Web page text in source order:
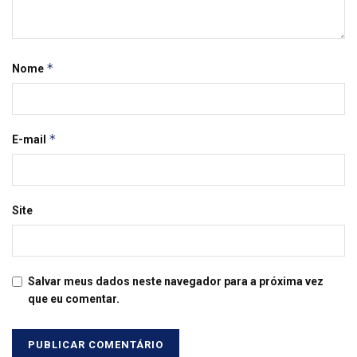
Nome *
E-mail *
Site
Salvar meus dados neste navegador para a próxima vez
que eu comentar.